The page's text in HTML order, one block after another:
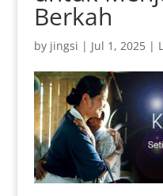
Berkah
by jingsi | Jul 1, 2025|